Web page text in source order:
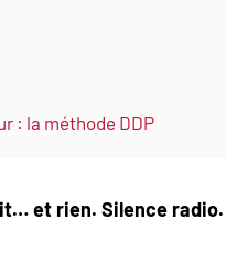
: la méthode DDP
et rien. Silence radio.